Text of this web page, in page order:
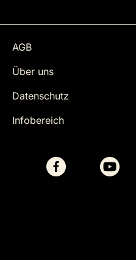
AGB
Über uns
Datenschutz
Infobereich